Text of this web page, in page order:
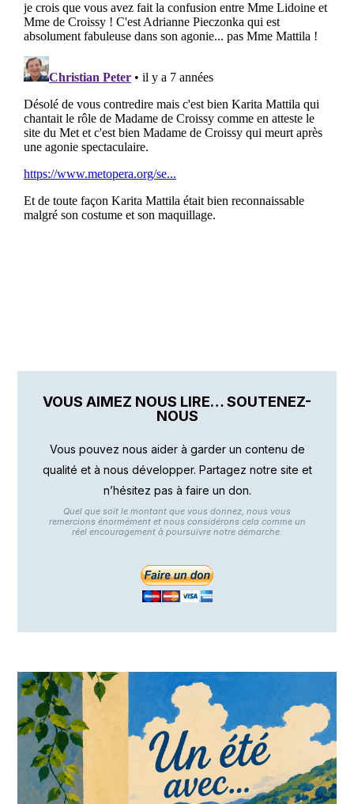
VOUS AIMEZ NOUS LIRE… SOUTENEZ-
NOUS
Vous pouvez nous aider à garder un contenu de
qualité et à nous développer. Partagez notre site et
n’hésitez pas à faire un don.
Quel que soit le montant que vous donnez, nous vous
remercions énormément et nous considérons cela comme un
réel encouragement à poursuivre notre démarche.